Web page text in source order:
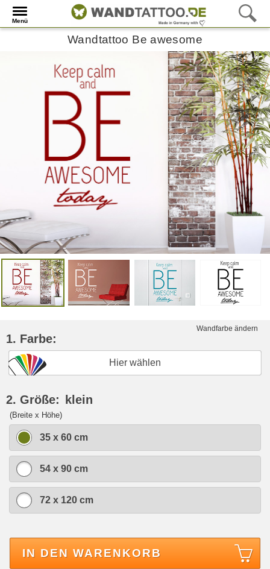
Menü
Wandtattoo Be awesome
Wandfarbe ändern
1. Farbe:
Hier wählen
2. Größe: klein
(Breite x Höhe)
35 x 60 cm
54 x 90 cm
72 x 120 cm
IN DEN WARENKORB